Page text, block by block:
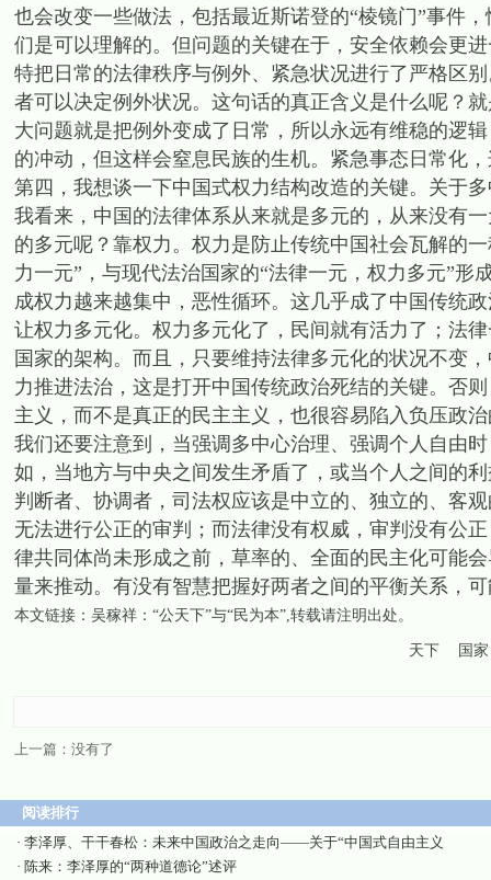
也会改变一些做法，包括最近斯诺登的“棱镜门”事件
们是可以理解的。但问题的关键在于，安全依赖会更
特把日常的法律秩序与例外、紧急状况进行了严格区
者可以决定例外状况。这句话的真正含义是什么呢？
大问题就是把例外变成了日常，所以永远有维稳的逻
的冲动，但这样会窒息民族的生机。紧急事态日常化
第四，我想谈一下中国式权力结构改造的关键。关于
我看来，中国的法律体系从来就是多元的，从来没有
的多元呢？靠权力。权力是防止传统中国社会瓦解的
力一元”，与现代法治国家的“法律一元，权力多元”
成权力越来越集中，恶性循环。这几乎成了中国传统
让权力多元化。权力多元化了，民间就有活力了；法
国家的架构。而且，只要维持法律多元化的状况不变
力推进法治，这是打开中国传统政治死结的关键。否
主义，而不是真正的民主主义，也很容易陷入负压政
我们还要注意到，当强调多中心治理、强调个人自由
如，当地方与中央之间发生矛盾了，或当个人之间的
判断者、协调者，司法权应该是中立的、独立的、客
无法进行公正的审判；而法律没有权威，审判没有公
律共同体尚未形成之前，草率的、全面的民主化可能
量来推动。有没有智慧把握好两者之间的平衡关系，
本文链接： 吴稼祥：“公天下”与“民为本”,转载请注明出处。
天下 国家
上一篇：没有了
阅读排行
· 李泽厚、干干春松：未来中国政治之走向——关于“中国式自由主义
· 陈来：李泽厚的“两种道德论”述评